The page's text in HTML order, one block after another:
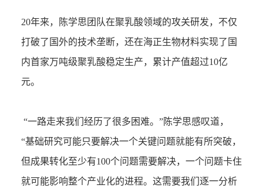
20年来，陈学思团队在聚乳酸领域的攻关研发，不仅
打破了国外的技术垄断，还在海正生物材料实现了国
内首家万吨级聚乳酸稳定生产，累计产值超过10亿
元。
“一路走来我们经历了很多困难。”陈学思感叹道，
“基础研究可能只要解决一个关键问题就能有所突破，
但成果转化至少有100个问题需要解决，一个问题卡住
就可能影响整个产业化的进程。这需要我们逐一分析